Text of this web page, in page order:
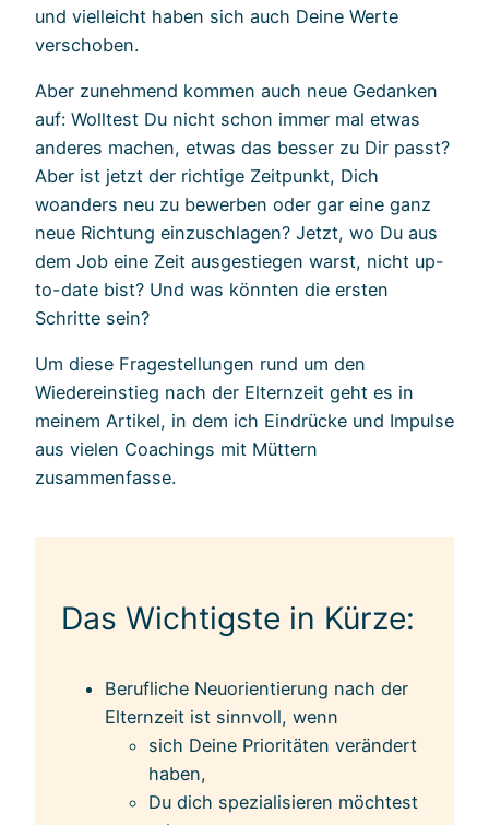
und vielleicht haben sich auch Deine Werte
verschoben.
Aber zunehmend kommen auch neue Gedanken
auf: Wolltest Du nicht schon immer mal etwas
anderes machen, etwas das besser zu Dir passt?
Aber ist jetzt der richtige Zeitpunkt, Dich
woanders neu zu bewerben oder gar eine ganz
neue Richtung einzuschlagen? Jetzt, wo Du aus
dem Job eine Zeit ausgestiegen warst, nicht up-
to-date bist? Und was könnten die ersten
Schritte sein?
Um diese Fragestellungen rund um den
Wiedereinstieg nach der Elternzeit geht es in
meinem Artikel, in dem ich Eindrücke und Impulse
aus vielen Coachings mit Müttern
zusammenfasse.
Das Wichtigste in Kürze:
Berufliche Neuorientierung nach der
Elternzeit ist sinnvoll, wenn
sich Deine Prioritäten verändert
haben,
Du dich spezialisieren möchtest